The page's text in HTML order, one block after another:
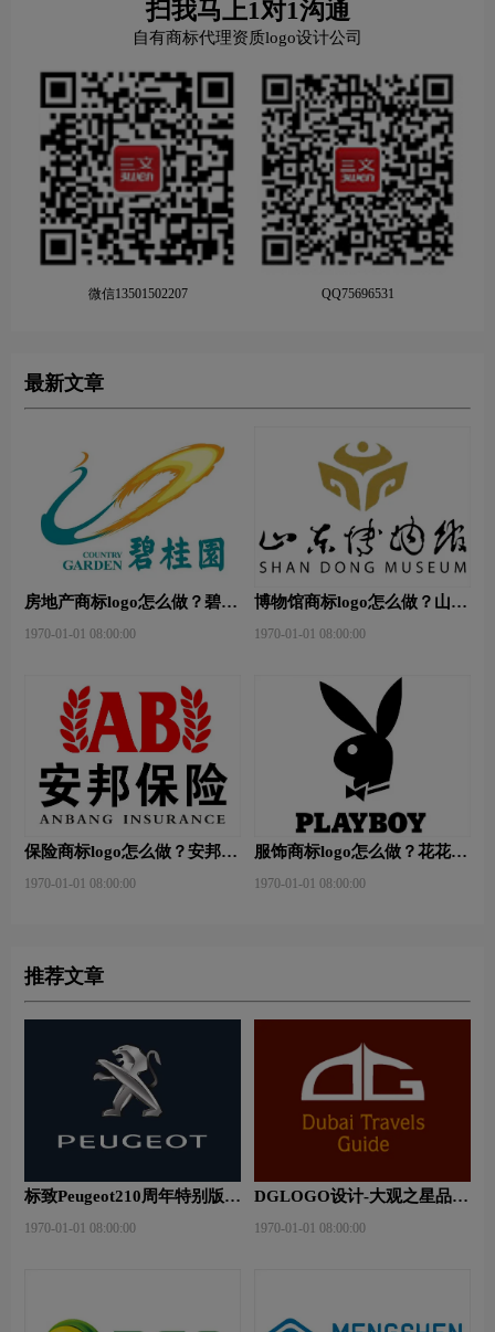
扫我马上1对1沟通
自有商标代理资质logo设计公司
微信13501502207 QQ75696531
最新文章
房地产商标logo怎么做？碧桂
1970-01-01 08:00:00
博物馆商标logo怎么做？山东
logo设计
1970-01-01 08:00:00
保险商标logo怎么做？安邦保
1970-01-01 08:00:00
服饰商标logo怎么做？花花公
1970-01-01 08:00:00
推荐文章
标致Peugeot210周年特别版新
1970-01-01 08:00:00
DGLOGO设计-大观之星品牌
1970-01-01 08:00:00